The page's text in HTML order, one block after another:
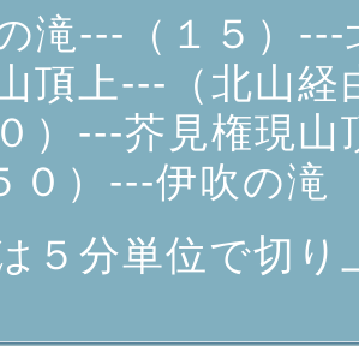
滝---（１５）
頂上---（北山
０）---芥見権現
０）---伊吹の滝
５分単位で切